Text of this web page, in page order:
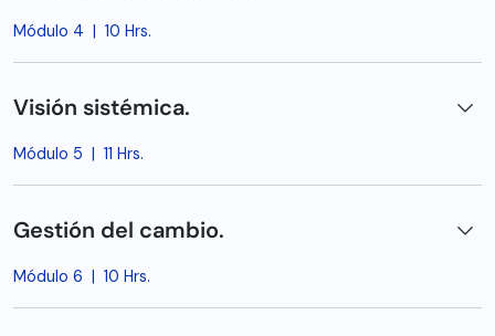
Módulo 4 | 10 Hrs.
Visión sistémica.
Módulo 5 | 11 Hrs.
Gestión del cambio.
Módulo 6 | 10 Hrs.